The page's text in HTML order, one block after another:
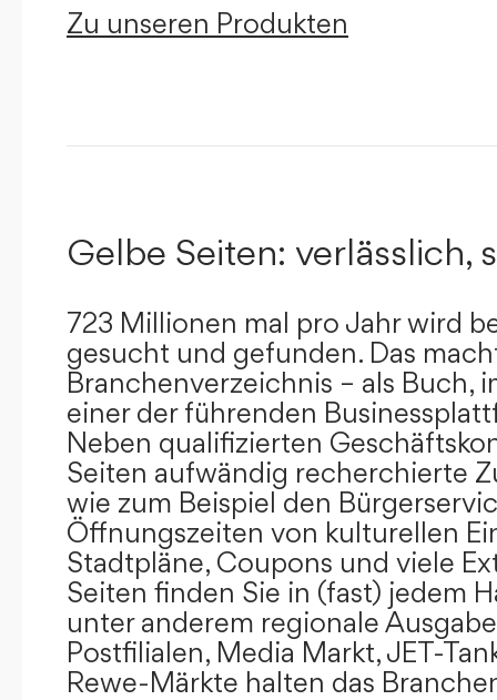
Zu unseren Produkten
Gelbe Seiten: verlässlich,
723 Millionen mal pro Jahr wird
gesucht und gefunden. Das
Branchenverzeichnis – als Buch,
einer der führenden
Neben qualifizierten
Seiten aufwändig recherchierte
wie zum Beispiel den
Öffnungszeiten von kulturellen
Stadtpläne, Coupons und viele
Seiten finden Sie in (fast) jedem
unter anderem regionale
Postfilialen, Media Markt, JET-
Rewe-Märkte halten das